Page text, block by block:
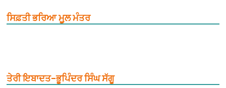
ਸਿਫ਼ਤੀ ਭਰਿਆ ਮੂ਼ਲ ਮੰਤਰ
ਤੇਰੀ ਇਬਾਦਤ–ਭੂਪਿੰਦਰ ਸਿੰਘ ਸੱਗੂ